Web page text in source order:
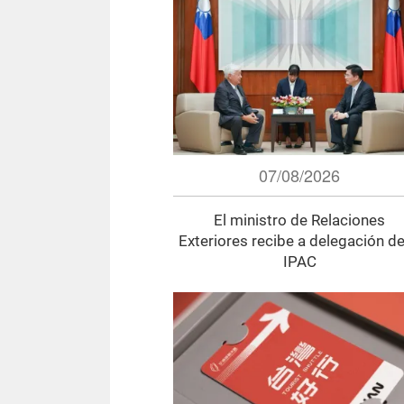
07/08/2026
El ministro de Relaciones
Exteriores recibe a delegación
IPAC